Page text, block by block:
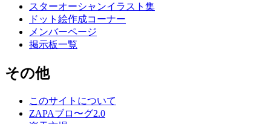
スターオーシャンイラスト集
ドット絵作成コーナー
メンバーページ
掲示板一覧
その他
このサイトについて
ZAPAブロ〜グ2.0